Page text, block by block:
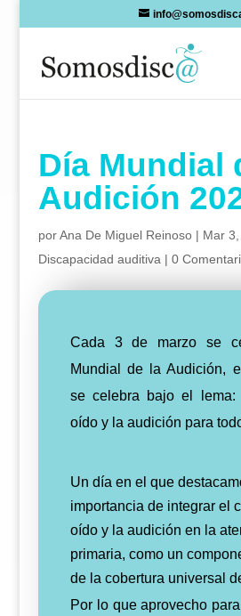
Día Mundial
Audición
porAna De Miguel Reinoso| Mar
Discapacidad auditiva | 0
Cada 3 de marzo se
Mundial de la Audición,
se celebra bajo el lema:
oído y la audición para
Un día en el que
importancia de integrar el
oído y la audición en la
primaria, como un
de la cobertura universal
Por lo que aprovecho para